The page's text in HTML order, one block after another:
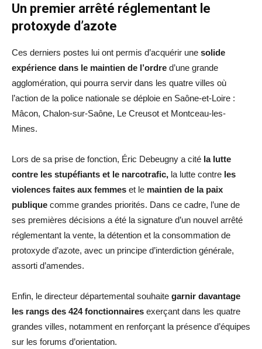
Un premier arrêté réglementant le
protoxyde d’azote
Ces derniers postes lui ont permis d’acquérir une solide
expérience dans le maintien de l’ordre d’une grande
agglomération, qui pourra servir dans les quatre villes où
l’action de la police nationale se déploie en Saône-et-Loire :
Mâcon, Chalon-sur-Saône, Le Creusot et Montceau-les-
Mines.
Lors de sa prise de fonction, Éric Debeugny a cité la lutte
contre les stupéfiants et le narcotrafic, la lutte contre les
violences faites aux femmes et le maintien de la paix
publique comme grandes priorités. Dans ce cadre, l’une de
ses premières décisions a été la signature d’un nouvel arrêté
réglementant la vente, la détention et la consommation de
protoxyde d’azote, avec un principe d’interdiction générale,
assorti d’amendes.
Enfin, le directeur départemental souhaite garnir davantage
les rangs des 424 fonctionnaires exerçant dans les quatre
grandes villes, notamment en renforçant la présence d’équipes
sur les forums d’orientation.